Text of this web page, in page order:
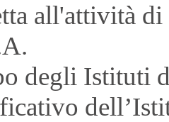
all'attività
degli Istituti